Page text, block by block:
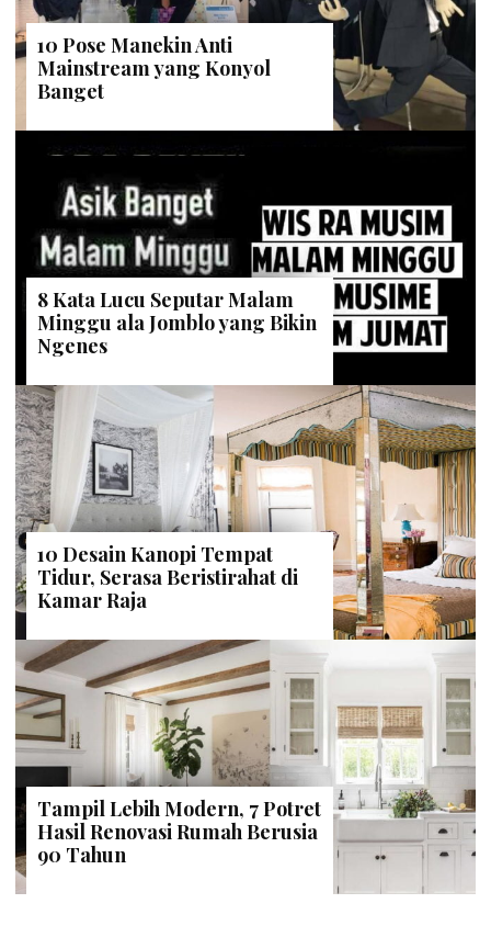
10 Pose Manekin Anti
Mainstream yang Konyol
Banget
8 Kata Lucu Seputar Malam
Minggu ala Jomblo yang Bikin
Ngenes
10 Desain Kanopi Tempat
Tidur, Serasa Beristirahat di
Kamar Raja
Tampil Lebih Modern, 7 Potret
Hasil Renovasi Rumah Berusia
90 Tahun